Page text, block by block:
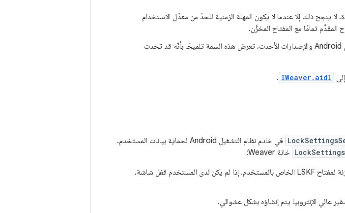
لا ينجح ذلك إلا عندما لا يكون المهلة الزمنية للحدّ من معدّل الاستخدام
: في الإصدار 17 من نظام التشغيل Android والإصدارات الأحدث، تعرض هذه السمة تلميحًا بأنّه قد تحدث
IWeaver.aidl
.
في خادم نظام التشغيل Android لحماية بيانات المستخدم.
خانة Weaver:
هو قيمة تجزئة لمفتاح LSKF الخاص بالمستخدم. إذا لم يكن لدى المستخدم قفل شاشة،
عالي الإنتروبيا يتم إنشاؤه بشكل عشوائي.